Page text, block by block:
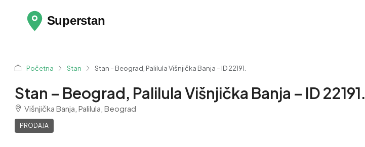
Početna Stan Stan – Beograd, Palilula Višnjička Banja – ID 22191.
Stan – Beograd, Palilula Višnjička Banja – ID 22191.
Višnjička Banja, Palilula, Beograd
PRODAJA